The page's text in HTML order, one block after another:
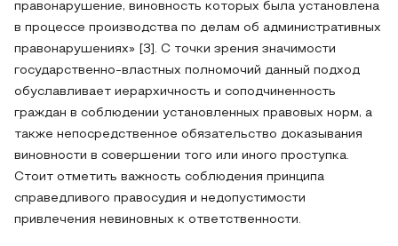
правонарушение, виновность которых была установлена
в процессе производства по делам об административных
правонарушениях» [3]. С точки зрения значимости
государственно-властных полномочий данный подход
обуславливает иерархичность и соподчиненность
граждан в соблюдении установленных правовых норм, а
также непосредственное обязательство доказывания
виновности в совершении того или иного проступка.
Стоит отметить важность соблюдения принципа
справедливого правосудия и недопустимости
привлечения невиновных к ответственности.